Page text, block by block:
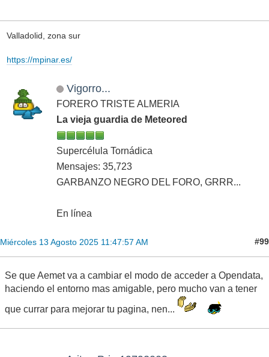
Valladolid, zona sur
https://mpinar.es/
Vigorro...
FORERO TRISTE ALMERIA
La vieja guardia de Meteored
Supercélula Tornádica
Mensajes: 35,723
GARBANZO NEGRO DEL FORO, GRRR...
En línea
Miércoles 13 Agosto 2025 11:47:57 AM #99
Se que Aemet va a cambiar el modo de acceder a Opendata,
haciendo el entorno mas amigable, pero mucho van a tener
que currar para mejorar tu pagina, nen...